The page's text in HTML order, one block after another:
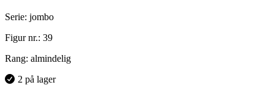
Serie: jombo
Figur nr.: 39
Rang: almindelig
2 på lager